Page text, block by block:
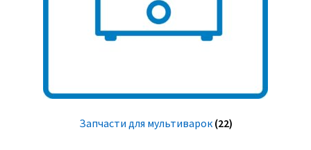
Запчасти для мультиварок (22)